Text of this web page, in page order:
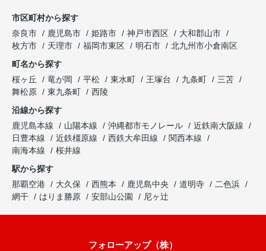
市区町村から探す
奈良市
鹿児島市 姫路市 神戸市西区
大和郡山市
枚方市
天理市 福岡市東区 明石市
北九州市小倉南区
町名から探す
桜ヶ丘
竜が岡 平松 東水町 王塚台 九条町
三苫
舞松原
東九条町
西陵
沿線から探す
鹿児島本線
山陽本線 沖縄都市モノレール
近鉄南大阪線
日豊本線
近鉄橿原線 西鉄大牟田線
関西本線
南海本線
桜井線
駅から探す
那覇空港
大久保 西熊本 鹿児島中央 道明寺
二色浜
網干
はりま勝原 安部山公園 尼ヶ辻
フォローアップ（株）